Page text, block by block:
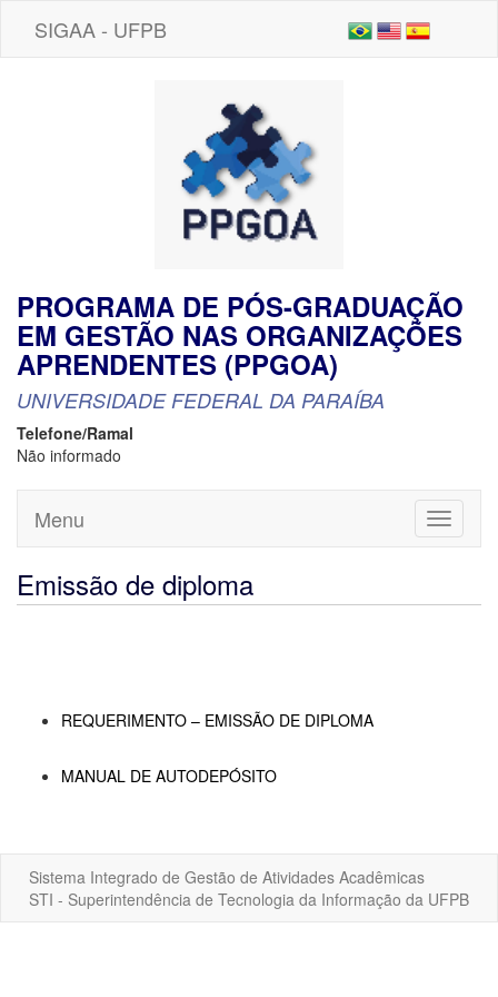
SIGAA - UFPB
PROGRAMA DE PÓS-GRADUAÇÃO
EM GESTÃO NAS ORGANIZAÇÕES
APRENDENTES (PPGOA)
UNIVERSIDADE FEDERAL DA PARAÍBA
Telefone/Ramal
Não informado
Toggle
Menu
Emissão de diploma
REQUERIMENTO – EMISSÃO DE DIPLOMA
MANUAL DE AUTODEPÓSITO
Sistema Integrado de Gestão de Atividades Acadêmicas
STI - Superintendência de Tecnologia da Informação da UFPB